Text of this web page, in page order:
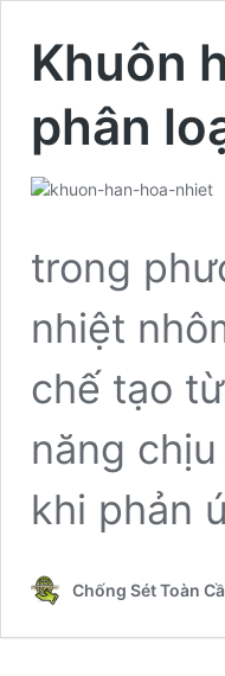
Khuôn
phân
trong
nhiệt
chế tạo
năng
khi phản
Chống Sét Toàn